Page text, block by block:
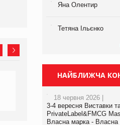
Яна Олентир
Тетяна Ільєнко
НАЙБЛИЖЧА
18 червня 2026 |
3-4 вересня Виставки
PrivateLabel&FMCG
Власна марка - Власна